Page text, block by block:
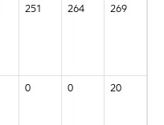
251 264 269
0 0 20